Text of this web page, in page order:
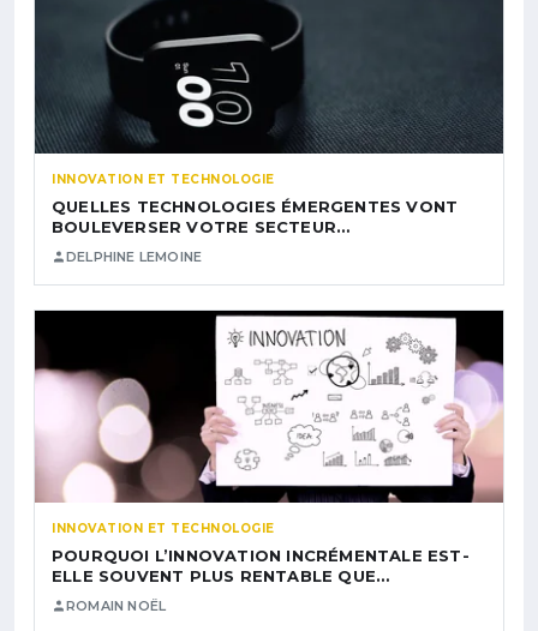
INNOVATION ET TECHNOLOGIE
QUELLES TECHNOLOGIES ÉMERGENTES VONT
BOULEVERSER VOTRE SECTEUR…
DELPHINE LEMOINE
INNOVATION ET TECHNOLOGIE
POURQUOI L’INNOVATION INCRÉMENTALE EST-
ELLE SOUVENT PLUS RENTABLE QUE…
ROMAIN NOËL